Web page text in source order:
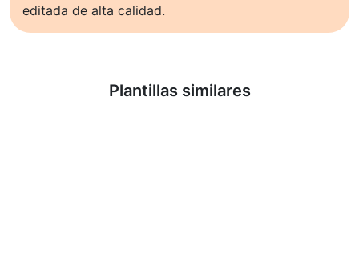
editada de alta calidad.
Plantillas similares
Saber más